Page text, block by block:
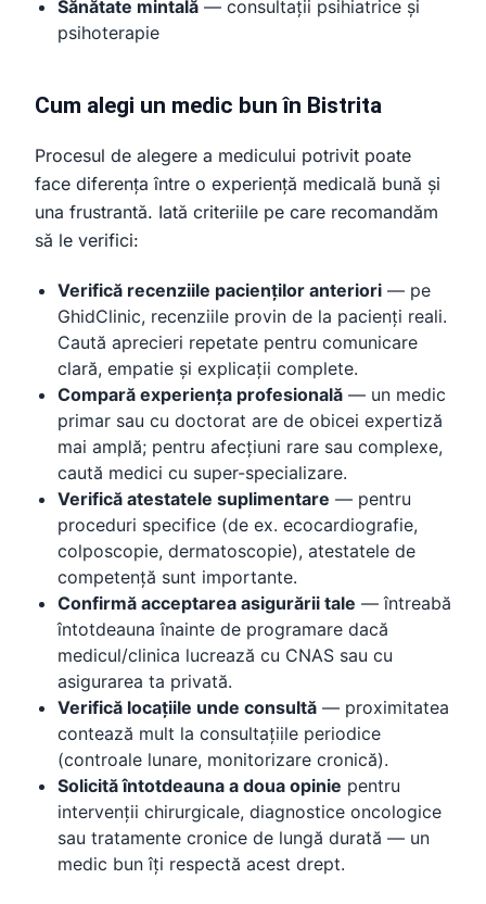
Sănătate mintală — consultații psihiatrice și
psihoterapie
Cum alegi un medic bun în Bistrita
Procesul de alegere a medicului potrivit poate
face diferența între o experiență medicală bună și
una frustrantă. Iată criteriile pe care recomandăm
să le verifici:
Verifică recenziile pacienților anteriori — pe
GhidClinic, recenziile provin de la pacienți reali.
Caută aprecieri repetate pentru comunicare
clară, empatie și explicații complete.
Compară experiența profesională — un medic
primar sau cu doctorat are de obicei expertiză
mai amplă; pentru afecțiuni rare sau complexe,
caută medici cu super-specializare.
Verifică atestatele suplimentare — pentru
proceduri specifice (de ex. ecocardiografie,
colposcopie, dermatoscopie), atestatele de
competență sunt importante.
Confirmă acceptarea asigurării tale — întreabă
întotdeauna înainte de programare dacă
medicul/clinica lucrează cu CNAS sau cu
asigurarea ta privată.
Verifică locațiile unde consultă — proximitatea
contează mult la consultațiile periodice
(controale lunare, monitorizare cronică).
Solicită întotdeauna a doua opinie pentru
intervenții chirurgicale, diagnostice oncologice
sau tratamente cronice de lungă durată — un
medic bun îți respectă acest drept.